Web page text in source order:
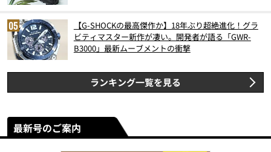
【G-SHOCKの最高傑作か】18年ぶり超絶進化！グラ
ビティマスター新作が凄い。開発者が語る「GWR-
B3000」最新ムーブメントの衝撃
ランキング一覧を見る
最新号のご案内